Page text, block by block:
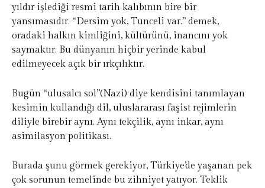
yıldır işlediği resmi tarih kalıbının bire bir
yansımasıdır. “Dersim yok, Tunceli var.” demek,
oradaki halkın kimliğini, kültürünü, inancını yok
saymaktır. Bu dünyanın hiçbir yerinde kabul
edilmeyecek açık bir ırkçılıktır.
Bugün “ulusalcı sol”(Nazi) diye kendisini tanımlayan
kesimin kullandığı dil, uluslararası faşist rejimlerin
diliyle birebir aynı. Aynı tekçilik, aynı inkar, aynı
asimilasyon politikası.
Burada şunu görmek gerekiyor, Türkiye’de yaşanan pek
çok sorunun temelinde bu zihniyet yatıyor. Teklik